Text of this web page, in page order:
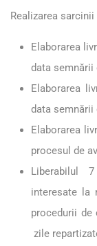
Realizarea
Elaborarea
data
Elaborarea
data
Elaborarea
procesul de
Liberabilul
interesate la
procedurii
zile